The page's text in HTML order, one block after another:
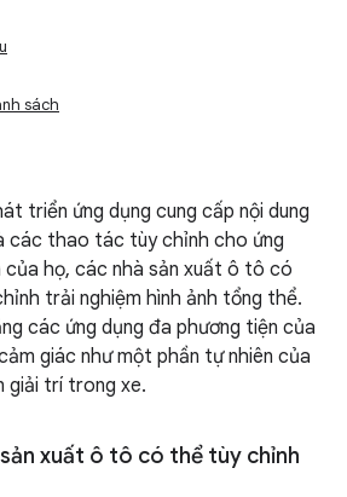
sách
triển ứng dụng cung cấp nội dung
các thao tác tùy chỉnh cho ứng
của họ, các nhà sản xuất ô tô có
trải nghiệm hình ảnh tổng thể.
các ứng dụng đa phương tiện của
giác như một phần tự nhiên của
giải trí trong xe.
xuất ô tô có thể tùy chỉnh